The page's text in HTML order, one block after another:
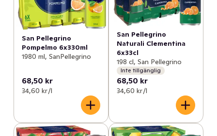
San Pellegrino
Pompelmo 6x330ml
1980 ml, SanPellegrino
68,50 kr
34,60 kr /l
San Pellegrino
Naturali Clementina
6x33cl
198 cl, San Pellegrino
Inte tillgänglig
68,50 kr
34,60 kr /l